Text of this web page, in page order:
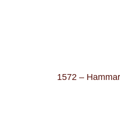
1572 –